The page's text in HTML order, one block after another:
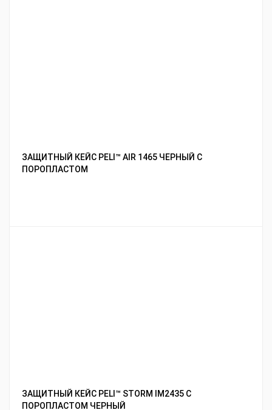
ЗАЩИТНЫЙ КЕЙС PELI™ AIR 1465 ЧЕРНЫЙ С
ПОРОПЛАСТОМ
ЗАЩИТНЫЙ КЕЙС PELI™ STORM IM2435 С
ПОРОПЛАСТОМ ЧЕРНЫЙ